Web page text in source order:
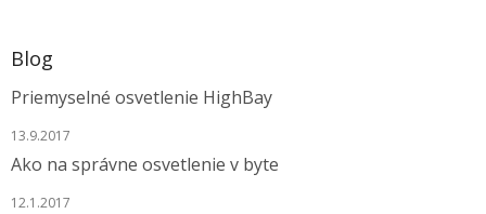
Blog
Priemyselné osvetlenie HighBay
13.9.2017
Ako na správne osvetlenie v byte
12.1.2017